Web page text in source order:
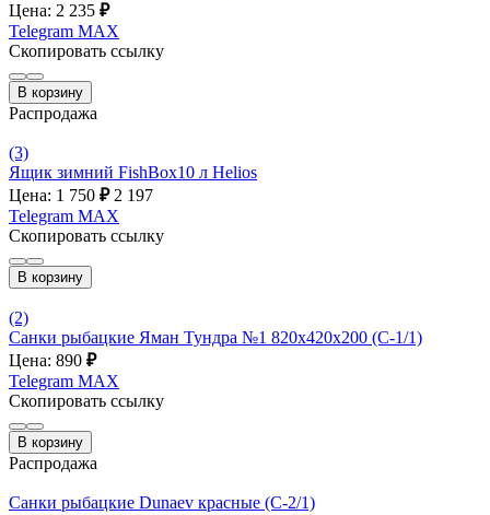
Цена: 2 235 ₽
Telegram MAX
Скопировать ссылку
В корзину
Распродажа
(3)
Ящик зимний FishBox10 л Helios
Цена: 1 750 ₽ 2 197
Telegram MAX
Скопировать ссылку
В корзину
(2)
Санки рыбацкие Яман Тундра №1 820x420x200 (С-1/1)
Цена: 890 ₽
Telegram MAX
Скопировать ссылку
В корзину
Распродажа
Санки рыбацкие Dunaev красные (С-2/1)